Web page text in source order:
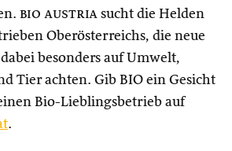
bio austria sucht die Helden
Oberösterreichs, die neue
besonders auf Umwelt,
Tier achten. Gib BIO ein Gesicht
Bio-Lieblingsbetrieb auf
.